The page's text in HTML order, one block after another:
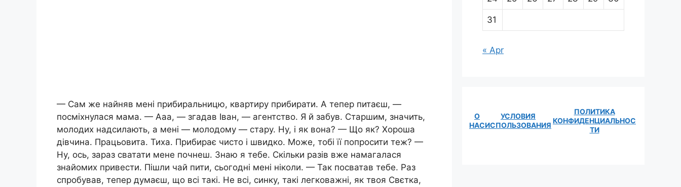
— Сам же найняв мені прибиральницю, квартиру прибирати. А тепер питаєш, —
посміхнулася мама. — Ааа, — згадав Іван, — агентство. Я й забув. Старшим, значить,
молодих надсилають, а мені — молодому — стару. Ну, і як вона? — Що як? Хороша
дівчина. Працьовита. Тиха. Прибирає чисто і швидко. Може, тобі її попросити теж? —
Ну, ось, зараз сватати мене почнеш. Знаю я тебе. Скільки разів вже намагалася
знайомих привести. Пішли чай пити, сьогодні мені ніколи. — Так посватав тебе. Раз
спробував, тепер думаєш, що всі такі. Не всі, синку, такі легковажні, як твоя Свєтка,
31
« Apr
О
НАС
УСЛОВИЯ
ИСПОЛЬЗОВАНИЯ
ПОЛИТИКА
КОНФИДЕНЦИАЛЬНОС
ТИ